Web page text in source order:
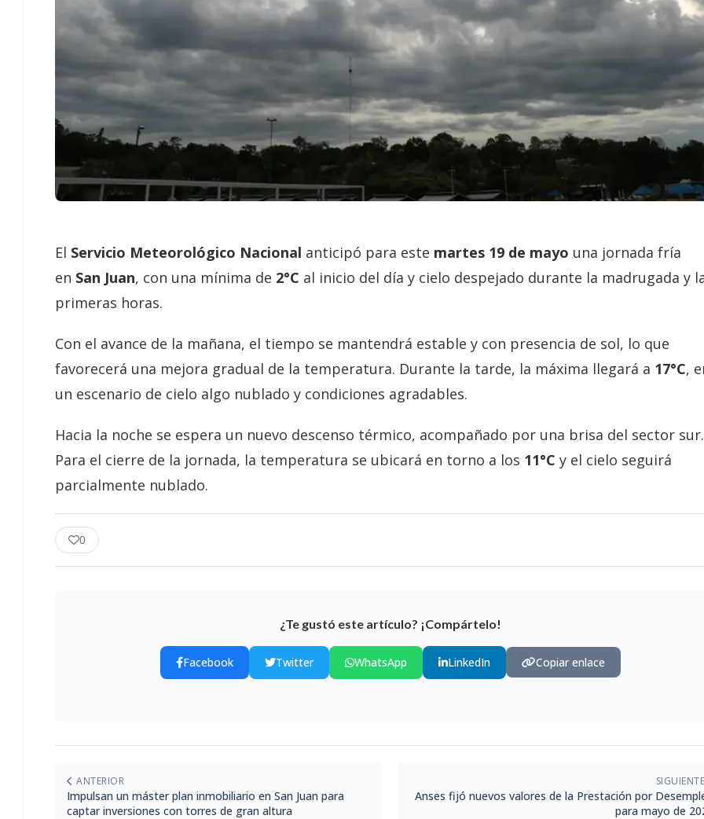
El Servicio Meteorológico Nacional anticipó para este martes 19 de mayo una jornada fría
en San Juan, con una mínima de 2°C al inicio del día y cielo despejado durante la madrugada y
primeras horas.
Con el avance de la mañana, el tiempo se mantendrá estable y con presencia de sol, lo que
favorecerá una mejora gradual de la temperatura. Durante la tarde, la máxima llegará a 17°C,
un escenario de cielo algo nublado y condiciones agradables.
Hacia la noche se espera un nuevo descenso térmico, acompañado por una brisa del sector sur.
Para el cierre de la jornada, la temperatura se ubicará en torno a los 11°C y el cielo seguirá
parcialmente nublado.
0
¿Te gustó este artículo? ¡Compártelo!
Facebook Twitter WhatsApp LinkedIn Copiar enlace
ANTERIOR
Impulsan un máster plan inmobiliario en San Juan para
captar inversiones con torres de gran altura
Anses fijó nuevos valores de la Prestación por
para mayo de